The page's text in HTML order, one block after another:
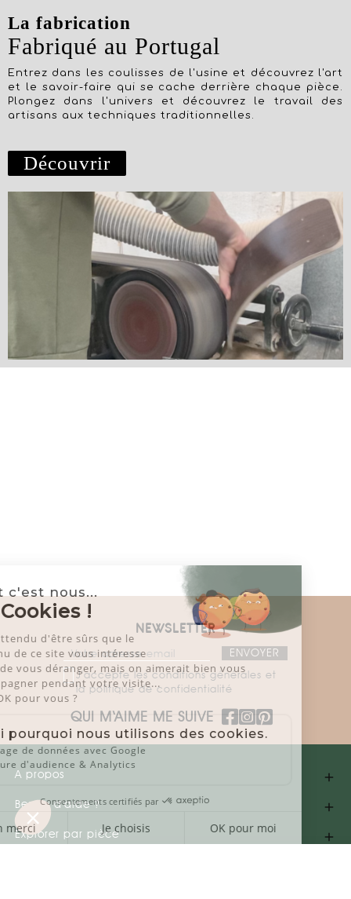
La fabrication
Fabriqué au Portugal
Entrez dans les coulisses de l'usine et découvrez l'art
et le savoir-faire qui se cache derrière chaque pièce.
Plongez dans l'univers et découvrez le travail des
artisans aux techniques traditionnelles.
Découvrir
NEWSLETTER
J'accepte les conditions générales et
la politique de confidentialité
QUI M‘AIME ME SUIVE
A propos 
Besoin d'aide ? 
Explorer par pièce 
Salut c'est nous...
les Cookies !
On a attendu d'être sûrs que le
contenu de ce site vous intéresse
avant de vous déranger, mais on aimerait bien vous
accompagner pendant votre visite...
C'est OK pour vous ?
Voici pourquoi nous utilisons des cookies.
Partage de données avec Google
Mesure d'audience & Analytics
Consentements certifiés par
Non merci OK pour moi